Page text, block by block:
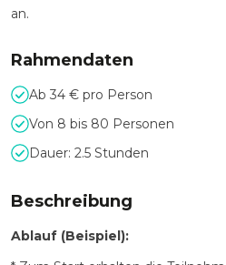
an.
Rahmendaten
Ab 34 € pro Person
Von 8 bis 80 Personen
Dauer: 2.5 Stunden
Beschreibung
Ablauf (Beispiel):